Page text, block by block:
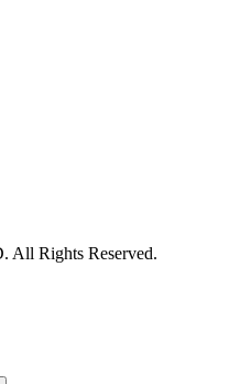
All Rights Reserved.